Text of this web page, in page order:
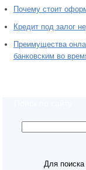
Почему стоит
Кредит под залог
Преимущества
банковским во
Для поиска